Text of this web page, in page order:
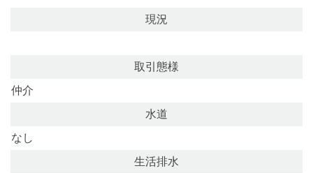
現況
取引態様
仲介
水道
なし
生活排水